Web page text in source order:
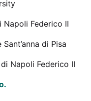
Federico II
di Pisa
Napoli Federico II